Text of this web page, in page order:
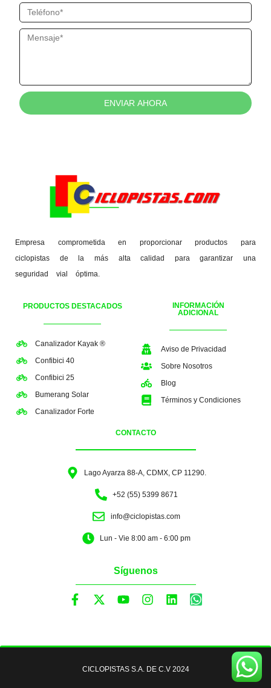
ENVIAR AHORA
Empresa comprometida en proporcionar productos para
ciclopistas de la más alta calidad para garantizar una
seguridad vial óptima.
PRODUCTOS DESTACADOS
Canalizador Kayak ®
Confibici 40
Confibici 25
Bumerang Solar
Canalizador Forte
INFORMACIÓN
ADICIONAL
Aviso de Privacidad
Sobre Nosotros
Blog
Términos y Condiciones
CONTACTO
Lago Ayarza 88-A, CDMX, CP 11290.
+52 (55) 5399 8671
info@ciclopistas.com
Lun - Vie 8:00 am - 6:00 pm
Síguenos
CICLOPISTAS S.A. DE C.V 2024